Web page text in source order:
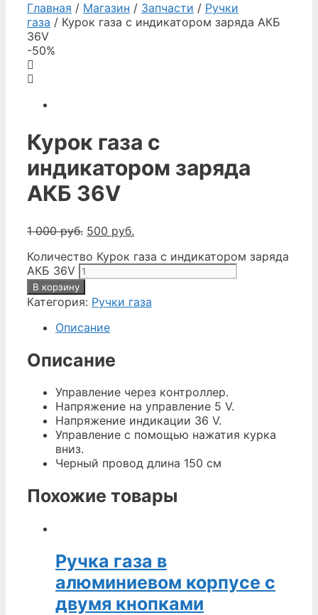
Главная / Магазин / Запчасти / Ручки
газа / Курок газа с индикатором заряда АКБ
36V
-50%
Курок газа с
индикатором заряда
АКБ 36V
1 000руб. 500 руб.
Количество Курок газа с индикатором заряда
АКБ 36V
В корзину
Категория: Ручки газа
Описание
Описание
Управление через контроллер.
Напряжение на управление 5 V.
Напряжение индикации 36 V.
Управление с помощью нажатия курка
вниз.
Черный провод длина 150 см
Похожие товары
Ручка газа в
алюминиевом корпусе с
двумя кнопками